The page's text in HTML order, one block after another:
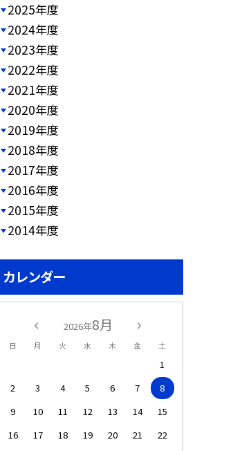
2025年度
2024年度
2023年度
2022年度
2021年度
2020年度
2019年度
2018年度
2017年度
2016年度
2015年度
2014年度
カレンダー
2026年8月
日 月 火 水 木 金 土
1
2
3 4 5 6 7
8
9
10 11 12 13 14
15
16
17 18 19 20 21
22